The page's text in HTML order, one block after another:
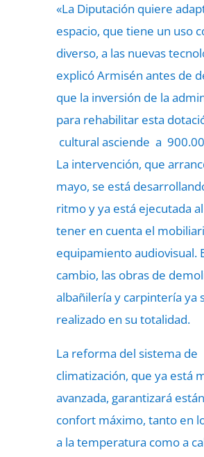
«La Diputación quiere
espacio, que tiene un uso
diverso, a las nuevas
explicó Armisén antes de
que la inversión de la
para rehabilitar esta
cultural asciende a
La intervención, que
mayo, se está
ritmo y ya está ejecutada
tener en cuenta el
equipamiento audiovisual.
cambio, las obras de
albañilería y carpintería ya
realizado en su totalidad.
La reforma del sistema de
climatización, que ya está
avanzada, garantizará
confort máximo, tanto en
a la temperatura como a